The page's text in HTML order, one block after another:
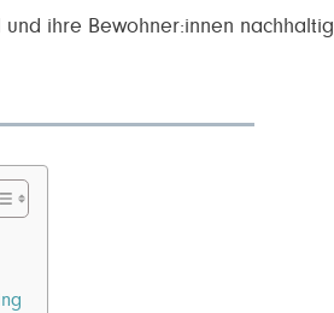
ihre Bewohner:innen nachhaltig